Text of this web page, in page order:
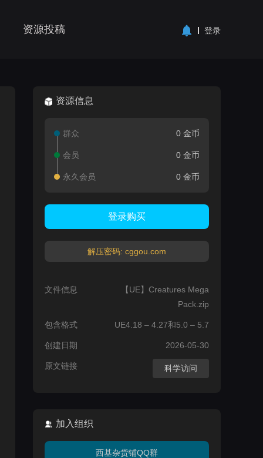
资源投稿 登录
资源信息
群众 0 金币
会员 0 金币
永久会员 0 金币
登录购买
解压密码: cggou.com
文件信息
【UE】Creatures Mega
Pack.zip
包含格式 UE4.18 – 4.27和5.0 – 5.7
创建日期 2026-05-30
原文链接 科学访问
加入组织
西基杂货铺QQ群